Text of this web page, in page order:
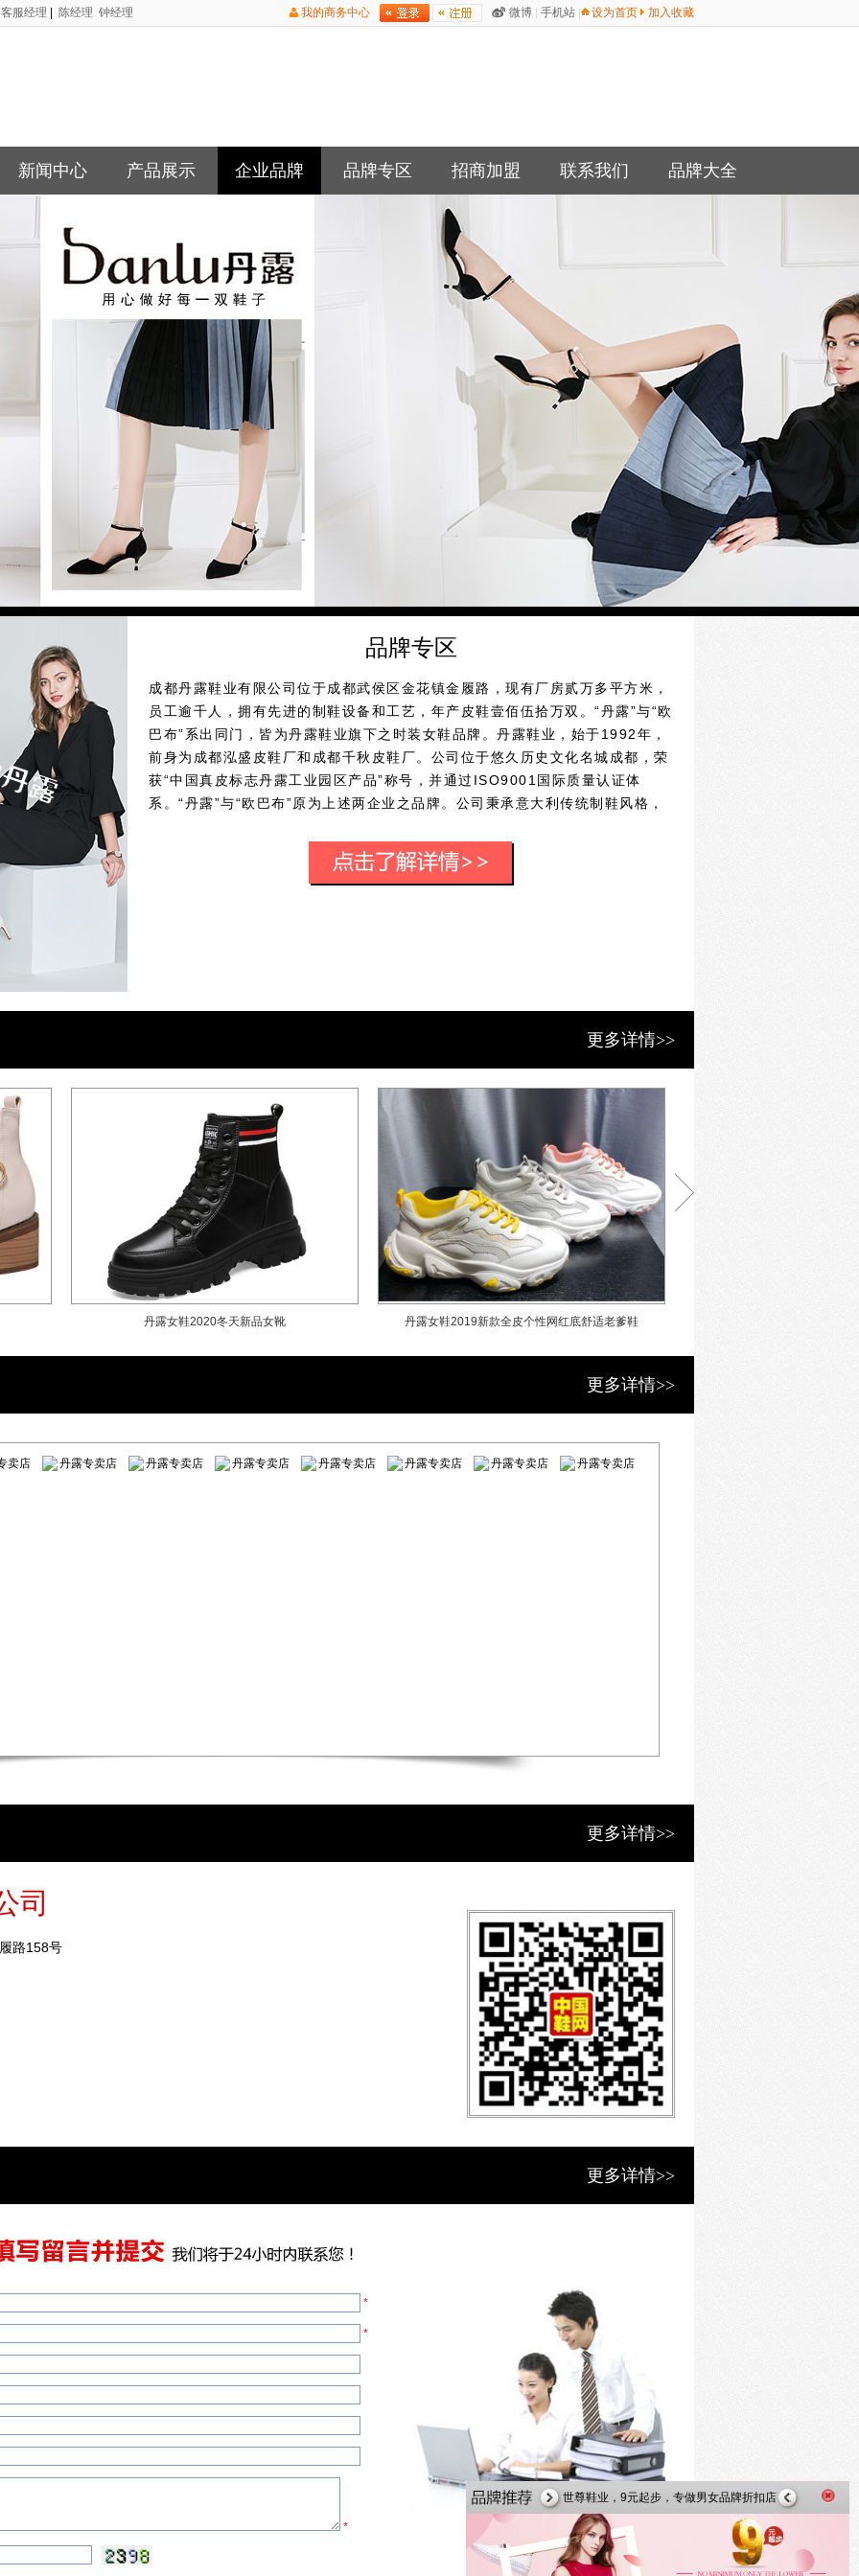
设为首页 加入收藏
手机站
微博
我的商务中心
服经理 陈经理 钟经理
新闻中心 产品展示 企业品牌 品牌专区 招商加盟 联系我们 品牌大全
品牌专区
成都丹露鞋业有限公司位于成都武侯区金花镇金履路，现有厂房贰万多平方米，
员工逾千人，拥有先进的制鞋设备和工艺，年产皮鞋壹佰伍拾万双。“丹露”与“欧
巴布”系出同门，皆为丹露鞋业旗下之时装女鞋品牌。丹露鞋业，始于1992年，
前身为成都泓盛皮鞋厂和成都千秋皮鞋厂。公司位于悠久历史文化名城成都，荣
获“中国真皮标志丹露工业园区产品”称号，并通过ISO9001国际质量认证体
系。“丹露”与“欧巴布”原为上述两企业之品牌。公司秉承意大利传统制鞋风格，
并以其一流的团队，严谨务实的管理，超前的品牌经营理念，全面创造鞋业时尚
精品。目前，产品不仅销售全国30多个省市自治区；而且远销俄罗斯、欧美等发
更多详情>>
丹露女鞋2020冬天新品女靴 丹露女鞋2019新款全皮个性网红底舒适老爹鞋
更多详情>>
更多详情>>
司
路158号
更多详情>>
*
*
*
大东女鞋加盟 全国火热招商！